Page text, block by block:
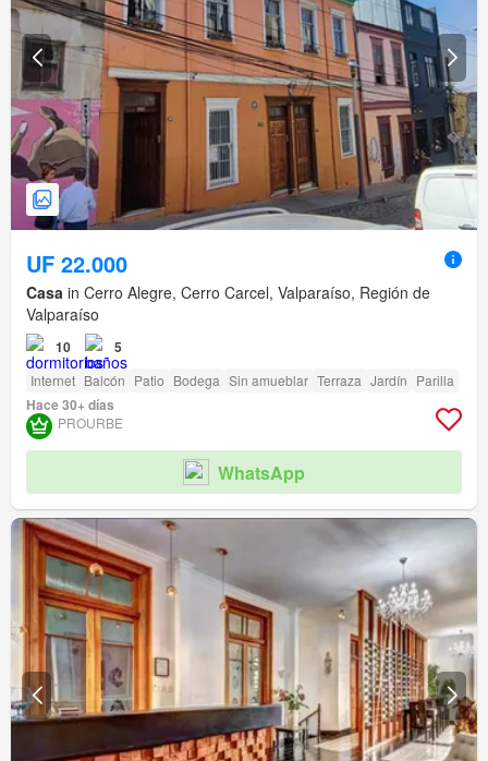
UF 22.000
Casa in Cerro Alegre, Cerro Carcel, Valparaíso, Región de
Valparaíso
10 5
Internet Balcón Patio Bodega Sin amueblar Terraza Jardín Parilla
Hace 30+ días
PROURBE
WhatsApp